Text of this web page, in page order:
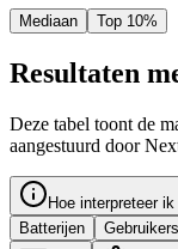
Mediaan Top 10%
Resultaten
Deze tabel toont de
aangestuurd door
Hoe interpreteer
Batterijen
Gebruikers